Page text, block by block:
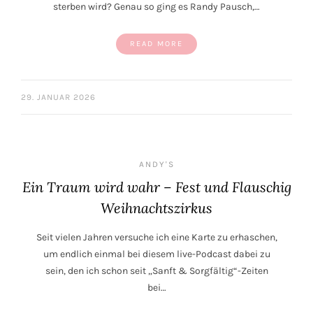
sterben wird? Genau so ging es Randy Pausch,…
READ MORE
29. JANUAR 2026
ANDY'S
Ein Traum wird wahr – Fest und Flauschig
Weihnachtszirkus
Seit vielen Jahren versuche ich eine Karte zu erhaschen,
um endlich einmal bei diesem live-Podcast dabei zu
sein, den ich schon seit „Sanft & Sorgfältig“-Zeiten
bei…